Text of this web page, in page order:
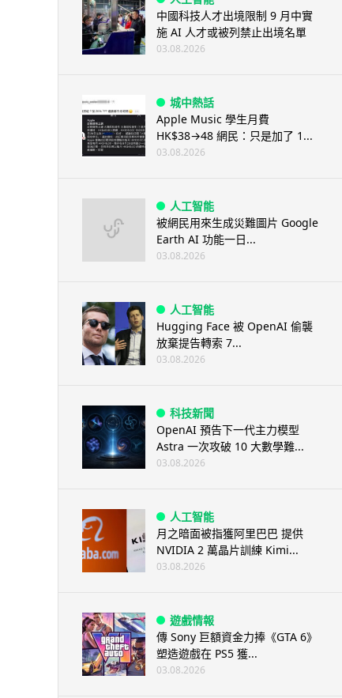
中國科技人才出境限制 9 月中實
施 AI 人才或被列禁止出境名單
03.08.2026
城中熱話
Apple Music 學生月費
HK$38→48 網民：只是加了 1...
03.08.2026
人工智能
被網民用來生成災難圖片 Google
Earth AI 功能一日...
03.08.2026
人工智能
Hugging Face 被 OpenAI 偷襲
放棄提告轉索 7...
03.08.2026
科技新聞
OpenAI 預告下一代主力模型
Astra 一次攻破 10 大數學難...
03.08.2026
人工智能
月之暗面被指獲阿里巴巴 提供
NVIDIA 2 萬晶片訓練 Kimi...
03.08.2026
遊戲情報
傳 Sony 巨額資金力捧《GTA 6》
塑造遊戲在 PS5 獲...
03.08.2026